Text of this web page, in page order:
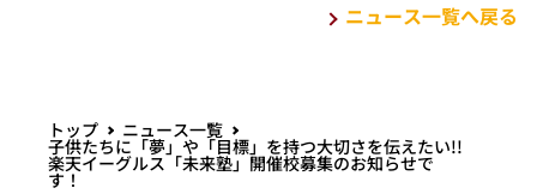
ニュース一覧へ戻る
トップ ニュース一覧
子供たちに「夢」や「目標」を持つ大切さを伝えたい!!
楽天イーグルス「未来塾」開催校募集のお知らせで
す！